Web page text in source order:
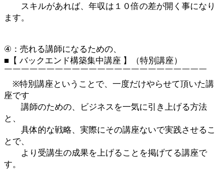
スキルがあれば、年収は１０倍の差が開く事になり
ます。
④：売れる講師になるための、
■【 バックエンド構築集中講座 】（特別講座）
￣￣￣￣￣￣￣￣￣￣￣￣￣￣￣￣￣￣￣￣￣￣￣￣
※特別講座ということで、一度だけやらせて頂いた講
座です
講師のための、ビジネスを一気に引き上げる方法
と、
具体的な戦略、実際にその講座ないで実践させるこ
とで、
より受講生の成果を上げることを掲げてる講座で
す。